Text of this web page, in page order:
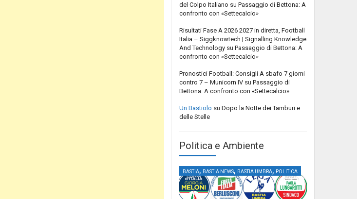
del Colpo Italiano su Passaggio di Bettona: A
confronto con «Settecalcio»
Risultati Fase A 2026 2027 in diretta, Football
Italia – Siggknowtech | Signalling Knowledge
And Technology su Passaggio di Bettona: A
confronto con «Settecalcio»
Pronostici Football: Consigli A sbafo 7 giorni
contro 7 – Municorn IV su Passaggio di
Bettona: A confronto con «Settecalcio»
Un Bastiolo su Dopo la Notte dei Tamburi e
delle Stelle
Politica e Ambiente
BASTIA, BASTIA NEWS, BASTIA UMBRA, POLITICA